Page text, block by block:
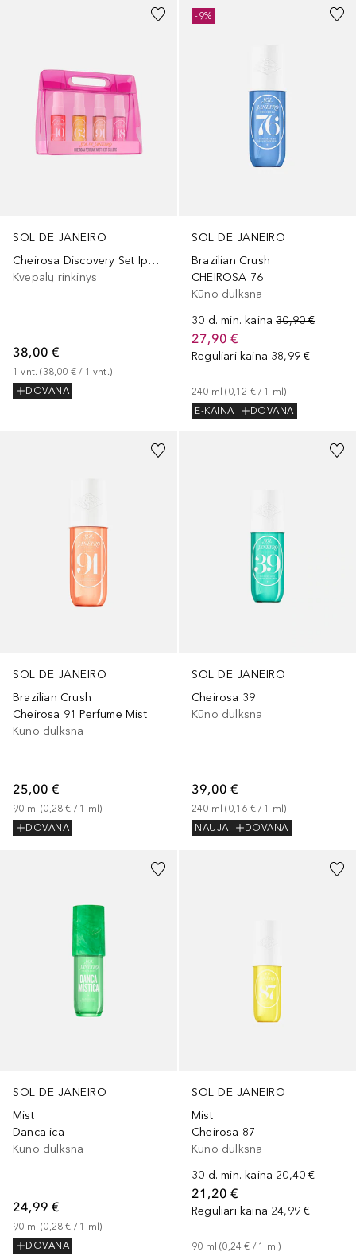
SOL DE JANEIRO
Cheirosa Discovery Set Ipanema Sunset
Kvepalų rinkinys
38,00 €
1 vnt. (38,00 € / 1 vnt.)
DOVANA
SOL DE JANEIRO
Brazilian Crush
CHEIROSA 76
Kūno dulksna
30 d. min. kaina 30,90 €
27,90 €
Reguliari kaina 38,99 €
240 ml (0,12 € / 1 ml)
E-KAINA
DOVANA
-9%
SOL DE JANEIRO
Brazilian Crush
Cheirosa 91 Perfume Mist
Kūno dulksna
25,00 €
90 ml (0,28 € / 1 ml)
DOVANA
SOL DE JANEIRO
Cheirosa 39
Kūno dulksna
39,00 €
240 ml (0,16 € / 1 ml)
NAUJA
DOVANA
SOL DE JANEIRO
Mist
Danca ica
Kūno dulksna
24,99 €
90 ml (0,28 € / 1 ml)
DOVANA
SOL DE JANEIRO
Mist
Cheirosa 87
Kūno dulksna
30 d. min. kaina 20,40 €
21,20 €
Reguliari kaina 24,99 €
90 ml (0,24 € / 1 ml)